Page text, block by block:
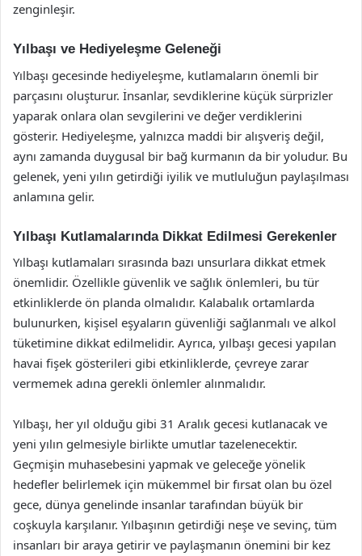
zenginleşir.
Yılbaşı ve Hediyeleşme Geleneği
Yılbaşı gecesinde hediyeleşme, kutlamaların önemli bir
parçasını oluşturur. İnsanlar, sevdiklerine küçük sürprizler
yaparak onlara olan sevgilerini ve değer verdiklerini
gösterir. Hediyeleşme, yalnızca maddi bir alışveriş değil,
aynı zamanda duygusal bir bağ kurmanın da bir yoludur. Bu
gelenek, yeni yılın getirdiği iyilik ve mutluluğun paylaşılması
anlamına gelir.
Yılbaşı Kutlamalarında Dikkat Edilmesi Gerekenler
Yılbaşı kutlamaları sırasında bazı unsurlara dikkat etmek
önemlidir. Özellikle güvenlik ve sağlık önlemleri, bu tür
etkinliklerde ön planda olmalıdır. Kalabalık ortamlarda
bulunurken, kişisel eşyaların güvenliği sağlanmalı ve alkol
tüketimine dikkat edilmelidir. Ayrıca, yılbaşı gecesi yapılan
havai fişek gösterileri gibi etkinliklerde, çevreye zarar
vermemek adına gerekli önlemler alınmalıdır.
Yılbaşı, her yıl olduğu gibi 31 Aralık gecesi kutlanacak ve
yeni yılın gelmesiyle birlikte umutlar tazelenecektir.
Geçmişin muhasebesini yapmak ve geleceğe yönelik
hedefler belirlemek için mükemmel bir fırsat olan bu özel
gece, dünya genelinde insanlar tarafından büyük bir
coşkuyla karşılanır. Yılbaşının getirdiği neşe ve sevinç, tüm
insanları bir araya getirir ve paylaşmanın önemini bir kez